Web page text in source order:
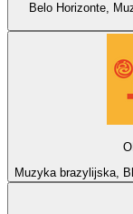
Belo Horizonte,
Muzyka brazylijska,